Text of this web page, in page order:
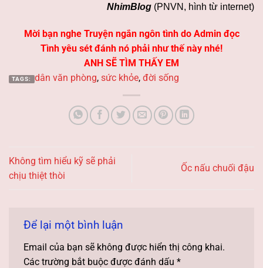
NhimBlog (PNVN, hình từ internet)
Mời bạn nghe Truyện ngắn ngôn tình do Admin đọc
Tình yêu sét đánh nó phải như thế này nhé!
ANH SẼ TÌM THẤY EM
TAGS: dân văn phòng, sức khỏe, đời sống
Không tìm hiểu kỹ sẽ phải
chịu thiệt thòi
Ốc nấu chuối đậu
Để lại một bình luận
Email của bạn sẽ không được hiển thị công khai.
Các trường bắt buộc được đánh dấu *